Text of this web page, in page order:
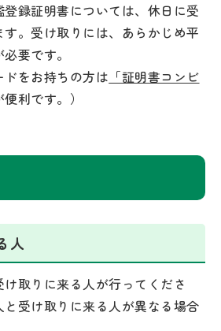
録証明書については、休日に受
。受け取りには、あらかじめ平
要です。
ドをお持ちの方は 「証明書コンビ
便利です。）
人
取りに来る人が行ってくださ
受け取りに来る人が異なる場合